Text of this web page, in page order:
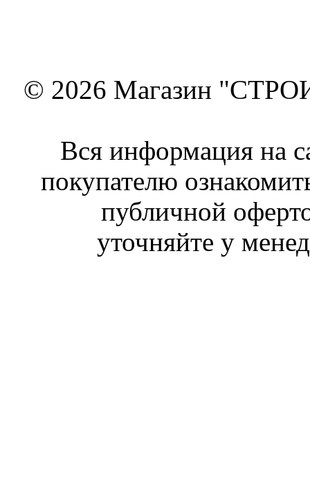
© 2026 Магазин
Вся информация на
покупателю
публичной
уточняйте у